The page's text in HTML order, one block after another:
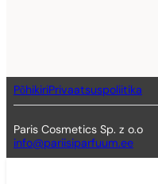
PõhikiriPrivaatsuspoliitika
Paris Cosmetics Sp. z o.o
info@pariisiparfuum.ee